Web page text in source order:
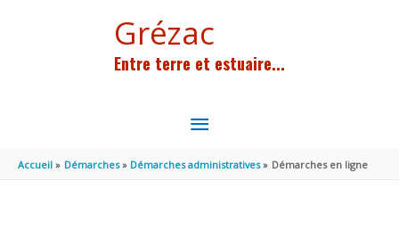
Grézac
Entre terre et estuaire...
MENU
PRINCIPAL
Accueil Démarches Démarches administratives Démarches en ligne